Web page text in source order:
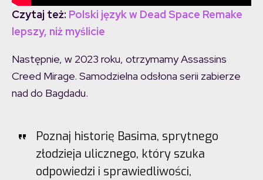
Czytaj też: Polski język w Dead Space Remake
lepszy, niż myślicie
Następnie, w 2023 roku, otrzymamy Assassins
Creed Mirage. Samodzielna odsłona serii zabierze
nad do Bagdadu.
Poznaj historię Basima, sprytnego
złodzieja ulicznego, który szuka
odpowiedzi i sprawiedliwości,